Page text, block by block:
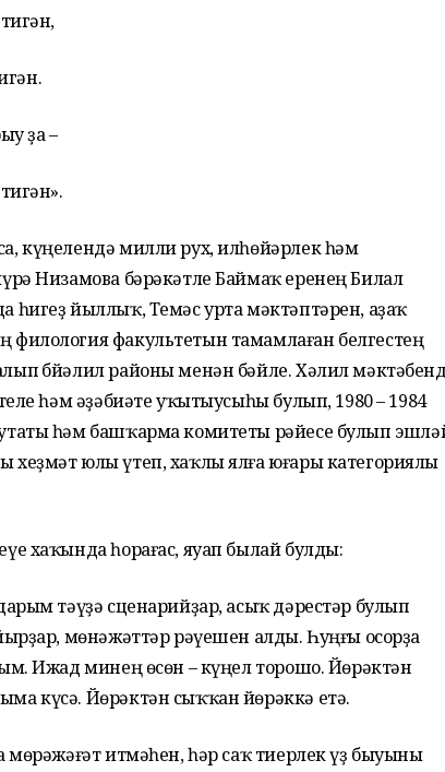
ҙа –
күңелендә милли рух, илһөйәрлек һәм
Низамова бәрәкәтле Баймаҡ еренең Билал
йыллыҡ, Темәс урта мәктәптәрен, аҙаҡ
факультетын тамамлаған белгестең
Әбйәлил районы менән бәйле. Хәлил
һәм әҙәбиәте уҡытыу­сыһы булып, 1980 – 1984
һәм башҡарма комитеты рәйесе булып
юлы үтеп, хаҡлы ялға юғары категориялы
хаҡында һорағас, яуап былай булды:
тәүҙә сценарийҙар, асыҡ дәрестәр булып
мөнәжәттәр рәүешен алды. Һуңғы осорҙа
Ижад минең өсөн – күңел торошо. Йөрәктән
күсә. Йөрәктән сыҡҡан йөрәккә етә.
мөрәжәғәт итмәһен, һәр саҡ тиерлек үҙ быуыны